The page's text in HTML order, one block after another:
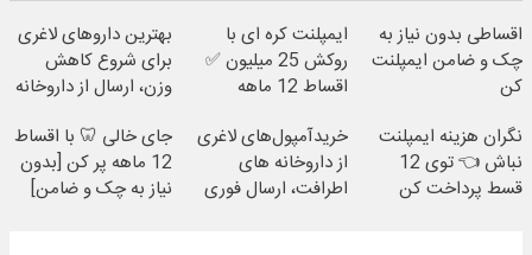
اقساطی بدون نیاز به
چک و ضامن ایمپلنت
کن
ایمپلنت کره ای با
روکش 25 میلیون ✅
اقساط 12 ماهه
بهترین داروهای لاغری
برای شروع کاهش
وزن، ارسال از داروخانه
نگران هزینه ایمپلنت
نباش 👈 توی 12
قسط پرداخت کن
خریدآمپول‌های لاغری
از داروخانه های
اطرافت، ارسال فوری
جای خالی 🦷 با اقساط
12 ماهه پر کن [بدون
نیاز به چک و ضامن]